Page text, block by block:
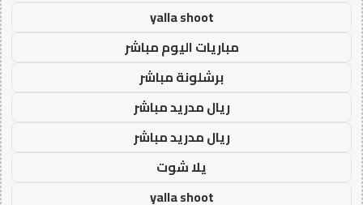
yalla shoot
مباريات اليوم مباشر
برشلونة مباشر
ريال مدريد مباشر
ريال مدريد مباشر
يلا شوت
yalla shoot